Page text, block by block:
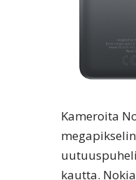
Kameroita
kautta.